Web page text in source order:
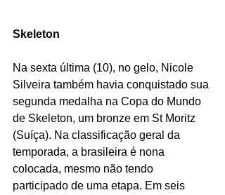
Skeleton
Na sexta última (10), no gelo, Nicole
Silveira também havia conquistado sua
segunda medalha na Copa do Mundo
de Skeleton, um bronze em St Moritz
(Suíça). Na classificação geral da
temporada, a brasileira é nona
colocada, mesmo não tendo
participado de uma etapa. Em seis